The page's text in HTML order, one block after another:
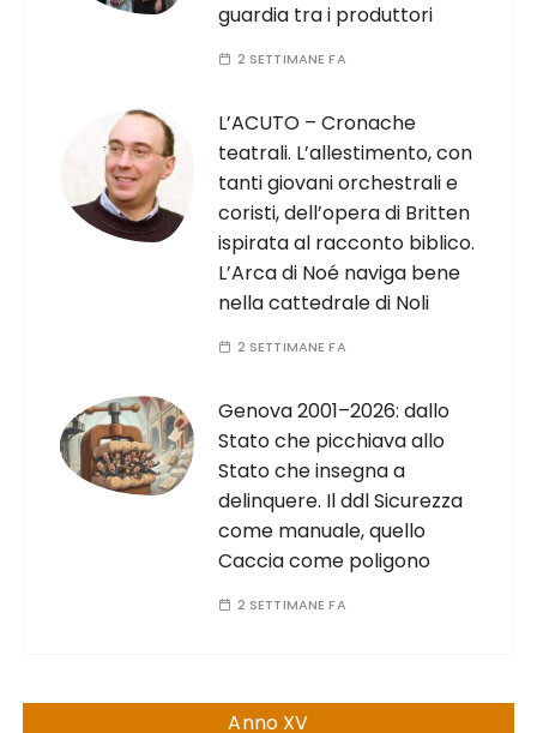
guardia tra i produttori
2 SETTIMANE FA
L’ACUTO – Cronache
teatrali. L’allestimento, con
tanti giovani orchestrali e
coristi, dell’opera di Britten
ispirata al racconto biblico.
L’Arca di Noé naviga bene
nella cattedrale di Noli
2 SETTIMANE FA
Genova 2001–2026: dallo
Stato che picchiava allo
Stato che insegna a
delinquere. Il ddl Sicurezza
come manuale, quello
Caccia come poligono
2 SETTIMANE FA
Anno XV